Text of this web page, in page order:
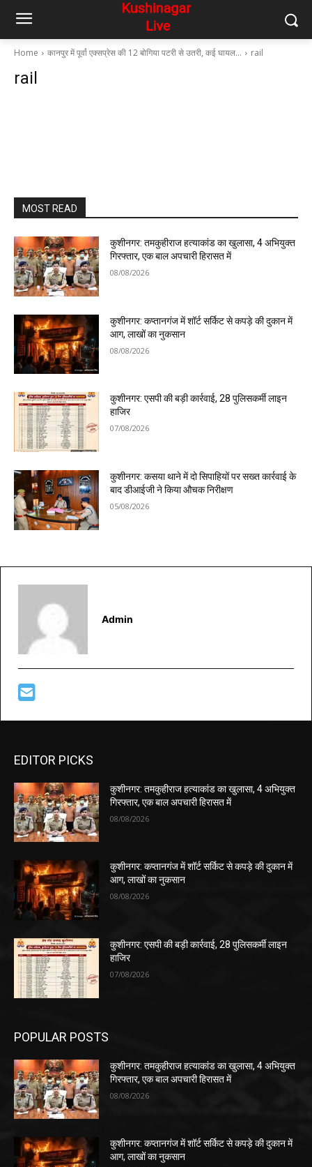
Home कानपुर में पूर्वां एक्सप्रेस की 12 बोगिया पटरी से उतरी, कई घायल… rail
rail
MOST READ
कुशीनगर: तमकुहीराज हत्याकांड का खुलासा, 4 अभियुक्त
गिरफ्तार, एक बाल अपचारी हिरासत में
08/08/2026
कुशीनगर: कप्तानगंज में शॉर्ट सर्किट से कपड़े की दुकान में
आग, लाखों का नुकसान
08/08/2026
कुशीनगर: एसपी की बड़ी कार्रवाई, 28 पुलिसकर्मी लाइन
हाजिर
07/08/2026
कुशीनगर: कसया थाने में दो सिपाहियों पर सख्त कार्रवाई के
बाद डीआईजी ने किया औचक निरीक्षण
05/08/2026
Admin
EDITOR PICKS
कुशीनगर: तमकुहीराज हत्याकांड का खुलासा, 4 अभियुक्त
गिरफ्तार, एक बाल अपचारी हिरासत में
08/08/2026
कुशीनगर: कप्तानगंज में शॉर्ट सर्किट से कपड़े की दुकान में
आग, लाखों का नुकसान
08/08/2026
कुशीनगर: एसपी की बड़ी कार्रवाई, 28 पुलिसकर्मी लाइन
हाजिर
07/08/2026
POPULAR POSTS
कुशीनगर: तमकुहीराज हत्याकांड का खुलासा, 4 अभियुक्त
गिरफ्तार, एक बाल अपचारी हिरासत में
08/08/2026
कुशीनगर: कप्तानगंज में शॉर्ट सर्किट से कपड़े की दुकान में
आग, लाखों का नुकसान